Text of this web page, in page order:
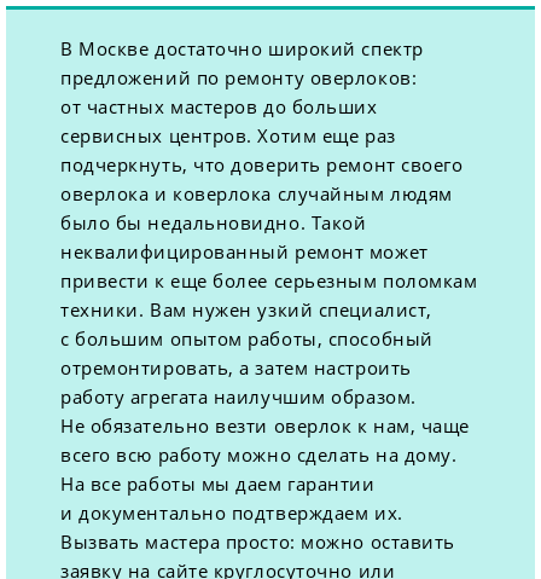
В Москве достаточно широкий спектр
предложений по ремонту оверлоков:
от частных мастеров до больших
сервисных центров. Хотим еще раз
подчеркнуть, что доверить ремонт своего
оверлока и коверлока случайным людям
было бы недальновидно. Такой
неквалифицированный ремонт может
привести к еще более серьезным поломкам
техники. Вам нужен узкий специалист,
с большим опытом работы, способный
отремонтировать, а затем настроить
работу агрегата наилучшим образом.
Не обязательно везти оверлок к нам, чаще
всего всю работу можно сделать на дому.
На все работы мы даем гарантии
и документально подтверждаем их.
Вызвать мастера просто: можно оставить
заявку на сайте круглосуточно или